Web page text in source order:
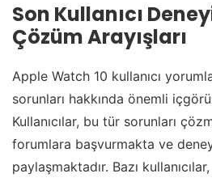
Son Kullanıcı
Çözüm Arayışları
Apple Watch 10 kullanıcı
sorunları hakkında önemli
Kullanıcılar, bu tür sorunları
forumlara başvurmakta ve
paylaşmaktadır. Bazı